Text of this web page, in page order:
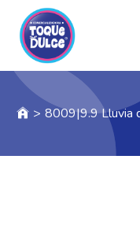
> 8009|9.9 Lluvia